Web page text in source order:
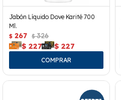
Jabón Líquido Dove Karité 700
Ml.
$ 267 $ 326
$ 227 $ 227